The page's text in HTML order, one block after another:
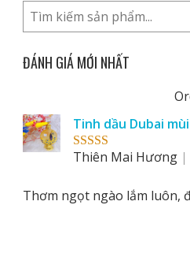
ĐÁNH GIÁ MỚI NHẤT
Rated5 out
Tinh dầu Dubai
Thiên Mai Hương
Thơm ngọt ngào lắm luôn,